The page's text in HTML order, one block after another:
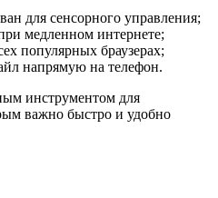
для сенсорного управления;
медленном интернете;
популярных браузерах;
напрямую на телефон.
инструментом для
важно быстро и удобно